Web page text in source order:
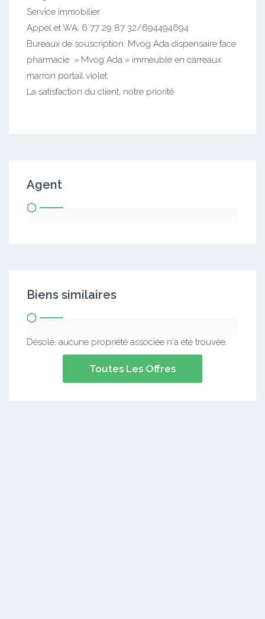
Service immobilier
Appel et WA: 6 77 29 87 32/694494694
Bureaux de souscription: Mvog Ada dispensaire face
pharmacie » Mvog Ada » immeuble en carreaux
marron portail violet.
La satisfaction du client, notre priorité
Agent
Biens similaires
Désolé, aucune propriété associée n'a été trouvée.
Toutes Les Offres